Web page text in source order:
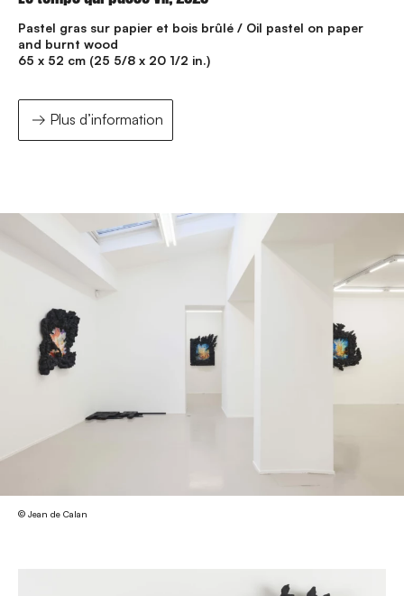
Pastel gras sur papier et bois brûlé / Oil pastel on paper
and burnt wood
65 x 52 cm (25 5/8 x 20 1/2 in.)
Plus d’information
© Jean de Calan